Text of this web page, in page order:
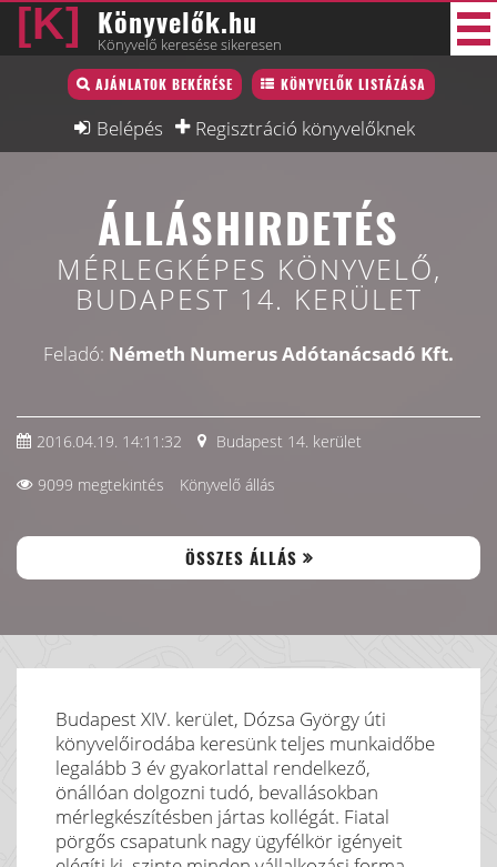
Könyvelők.hu
Könyvelő keresése sikeresen
AJÁNLATOK BEKÉRÉSE KÖNYVELŐK LISTÁZÁSA
Belépés Regisztráció könyvelőknek
Könyvelő lista
Könyvelési munkák
Képzésnaptár
ÁLLÁSHIRDETÉS
MÉRLEGKÉPES KÖNYVELŐ,
BUDAPEST 14. KERÜLET
Feladó: Németh Numerus Adótanácsadó Kft.
2016.04.19. 14:11:32 Budapest 14. kerület
9099 megtekintés Könyvelő állás
ÖSSZES ÁLLÁS
Budapest XIV. kerület, Dózsa György úti
könyvelőirodába keresünk teljes munkaidőbe
legalább 3 év gyakorlattal rendelkező,
önállóan dolgozni tudó, bevallásokban
mérlegkészítésben jártas kollégát. Fiatal
pörgős csapatunk nagy ügyfélkör igényeit